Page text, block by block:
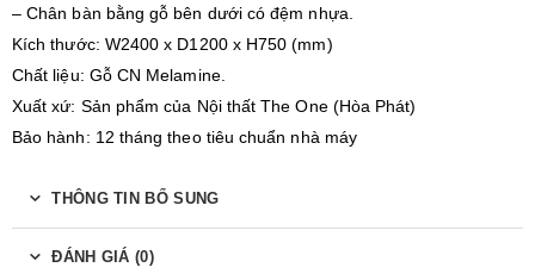
– Chân bàn bằng gỗ bên dưới có đệm nhựa.
Kích thước: W2400 x D1200 x H750 (mm)
Chất liệu: Gỗ CN Melamine.
Xuất xứ: Sản phẩm của Nội thất The One (Hòa Phát)
Bảo hành: 12 tháng theo tiêu chuẩn nhà máy
THÔNG TIN BỔ SUNG
ĐÁNH GIÁ (0)